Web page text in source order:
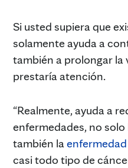
Si usted supiera que
solamente ayuda a
también a prolongar la
prestaría atención.
“Realmente, ayuda a
enfermedades, no
también la
casi todo tipo de